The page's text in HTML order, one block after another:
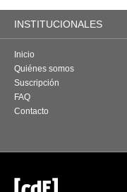
INSTITUCIONALES
Inicio
Quiénes somos
Suscripción
FAQ
Contacto